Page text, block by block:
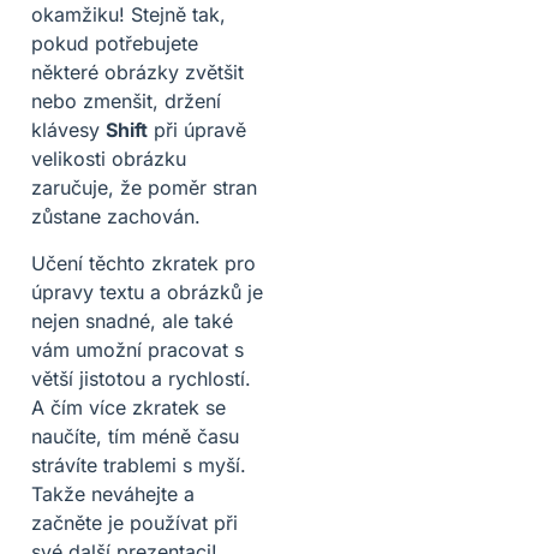
okamžiku! Stejně tak,
pokud potřebujete
některé obrázky zvětšit
nebo zmenšit, držení
klávesy Shift při úpravě
velikosti obrázku
zaručuje, že poměr stran
zůstane zachován.
Učení těchto zkratek pro
úpravy textu a obrázků je
nejen snadné, ale také
vám umožní pracovat s
větší jistotou a rychlostí.
A čím více zkratek se
naučíte, tím méně času
strávíte trablemi s myší.
Takže neváhejte a
začněte je používat při